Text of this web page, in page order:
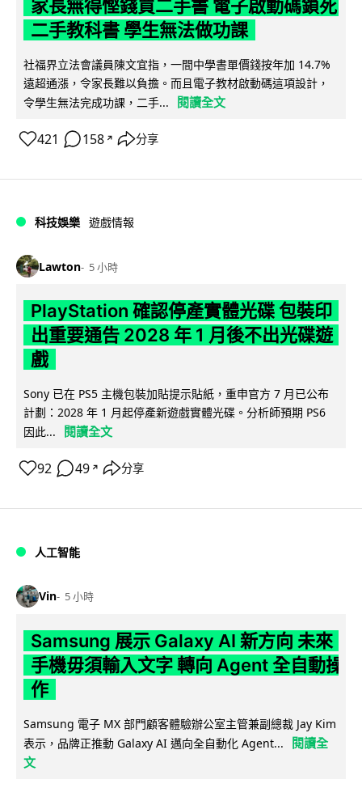
家長無得慳錢買二手書 電子啟動碼鎖死
二手教科書 學生無法做功課
社福界立法會議員陳文宜指，一間中學書單價錢按年加 14.7%
遠超通漲，令家長難以負擔。而且電子教材啟動碼這項設計，
令學生無法完成功課，二手...
閱讀全文
421 158 ↗ 分享
科技娛樂 遊戲情報
Lawton 5 小時
PlayStation 確認停產實體光碟 包裝印
出重要通告 2028 年 1 月後不出光碟遊
戲
Sony 已在 PS5 主機包裝加貼提示貼紙，重申官方 7 月已公布
計劃：2028 年 1 月起停產新遊戲實體光碟。分析師預期 PS6
因此...
閱讀全文
92 49 ↗ 分享
人工智能
Vin 5 小時
Samsung 展示 Galaxy AI 新方向 未來
手機毋須輸入文字 轉向 Agent 全自動操
作
Samsung 電子 MX 部門顧客體驗辦公室主管兼副總裁 Jay Kim
表示，品牌正推動 Galaxy AI 邁向全自動化 Agent...
閱讀全
文